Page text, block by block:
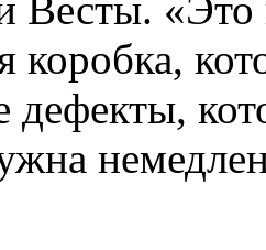
Весты.
коробка,
дефекты,